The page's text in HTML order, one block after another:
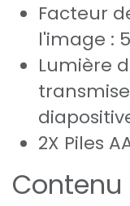
Facteur
l'image :
Lumière
2X Piles